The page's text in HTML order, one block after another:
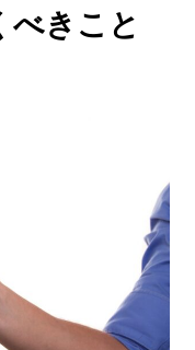
きこと